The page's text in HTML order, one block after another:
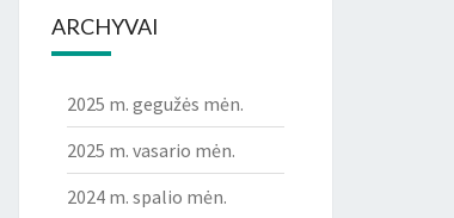
ARCHYVAI
2025 m. gegužės mėn.
2025 m. vasario mėn.
2024 m. spalio mėn.